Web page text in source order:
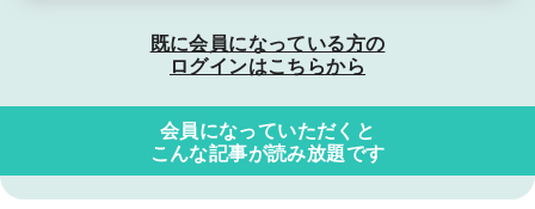
既に会員になっている方の
ログインはこちらから
会員になっていただくと
こんな記事が読み放題です